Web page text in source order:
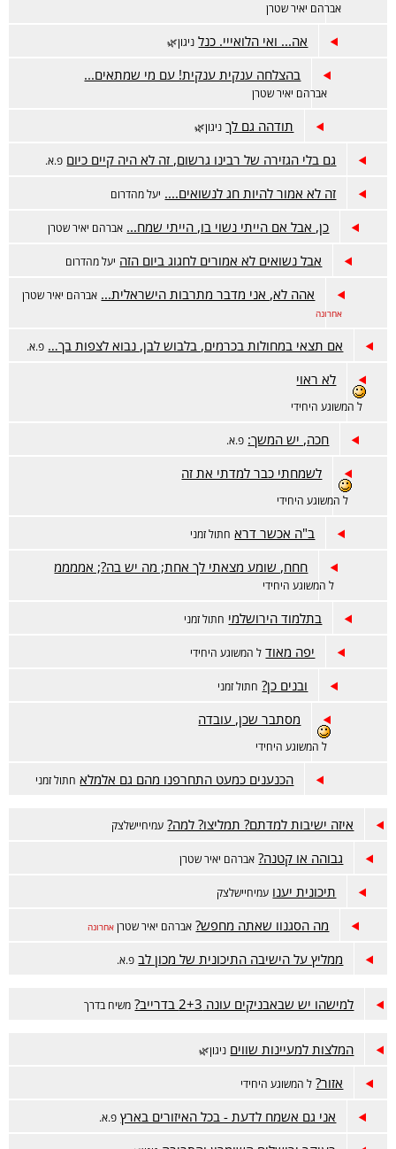
אברהם יאיר שטרן
אה... ואי הלואייי. כנל ניגון🌿
בהצלחה ענקית ענקית! עם מי שמתאים...
אברהם יאיר שטרן
תודהה גם לך ניגון🌿
גם בלי הגזירה של רבינו גרשום, זה לא היה קיים כיום פ.א.
זה לא אמור להיות חג לנשואים.... יעל מהדרום
כן, אבל אם הייתי נשוי בו, הייתי שמח... אברהם יאיר שטרן
אבל נשואים לא אמורים לחגוג ביום הזה יעל מהדרום
אהה לא, אני מדבר מתרבות הישראלית... אברהם יאיר שטרן
אחרונה
אם תצאי במחולות בכרמים, בלבוש לבן, נבוא לצפות בך… פ.א.
לא ראוי
ל המשוגע היחידי
חכה, יש המשך: פ.א.
לשמחתי כבר למדתי את זה
ל המשוגע היחידי
ב"ה אכשר דרא חתול זמני
חחח, שומע מצאתי לך אחת; מה יש בה?; אממממ
ל המשוגע היחידי
בתלמוד הירושלמי חתול זמני
יפה מאוד ל המשוגע היחידי
ובנים כן? חתול זמני
מסתבר שכן, עובדה
ל המשוגע היחידי
הכנענים כמעט התחרפנו מהם גם אלמלא חתול זמני
איזה ישיבות למדתם? תמליצו? למה? עמיחיישלצק
גבוהה או קטנה? אברהם יאיר שטרן
תיכונית יענו עמיחיישלצק
מה הסגנוו שאתה מחפש? אברהם יאיר שטרן אחרונה
ממליץ על הישיבה התיכונית של מכון לב פ.א.
למישהו יש שבאבניקים עונה 2+3 בדרייב? משיח בדרך
המלצות למעיינות שווים ניגון🌿
אזור? ל המשוגע היחידי
אני גם אשמח לדעת - בכל האיזורים בארץ פ.א.